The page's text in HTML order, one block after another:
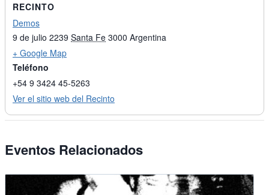
RECINTO
Demos
9 de julio 2239 Santa Fe 3000 Argentina
+ Google Map
Teléfono
+54 9 3424 45-5263
Ver el sitio web del Recinto
Eventos Relacionados